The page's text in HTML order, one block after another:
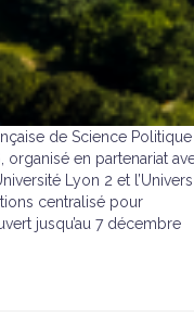
de Science Politique
en partenariat
Lyon 2 et
centralisé pour
jusqu’au 7 décembre